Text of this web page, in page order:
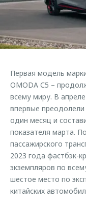
Страхование
Кредитный
Аксессуары
Оригинальные
Запчасти
Трейд-ин
Калькулятор трейд-ин
Руководства по
Клиентская
O&J Автоклуб
Приложение O&J
Аксессуары
Одежда и сувениры
Оригинальные
Запчасти
Правовая
Обратная связь
Первая модель
OMODA С5 –
всему миру. В
впервые преодолели
один месяц и
показателя марта.
пассажирского
2023 года фастбэк-
экземпляров по
шестое место по
китайских